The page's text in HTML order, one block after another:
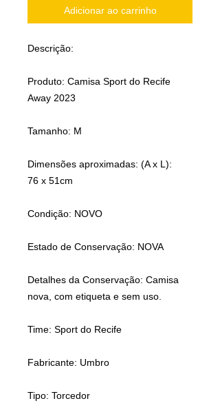
Adicionar ao carrinho
Descrição:
Produto: Camisa Sport do Recife
Away 2023
Tamanho: M
Dimensões aproximadas: (A x L):
76 x 51cm
Condição: NOVO
Estado de Conservação: NOVA
Detalhes da Conservação: Camisa
nova, com etiqueta e sem uso.
Time: Sport do Recife
Fabricante: Umbro
Tipo: Torcedor